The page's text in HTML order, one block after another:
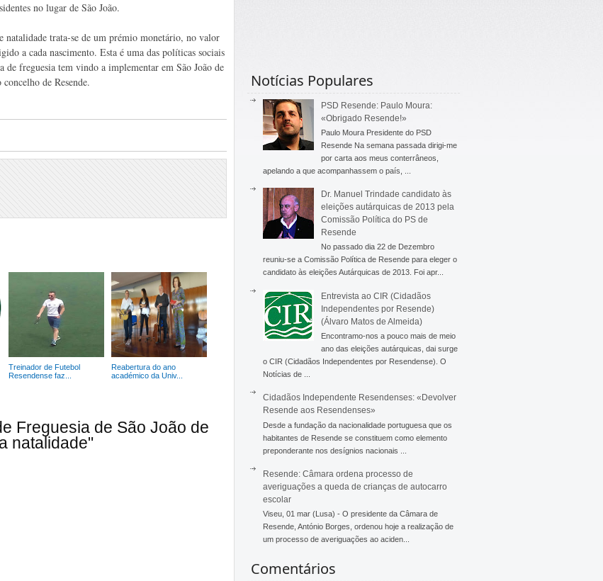
no lugar de São João.
natalidade trata-se de um prémio monetário, no valor
a cada nascimento. Esta é uma das políticas sociais
de freguesia tem vindo a implementar em São João de
de Resende.
Treinador de Futebol
Resendense faz...
Reabertura do ano
académico da Univ...
Freguesia de São João de
natalidade"
Notícias Populares
PSD Resende: Paulo Moura:
«Obrigado Resende!»
Paulo Moura Presidente do PSD
Resende Na semana passada dirigi-me
por carta aos meus conterrâneos,
apelando a que acompanhassem o país, ...
Dr. Manuel Trindade candidato às
eleições autárquicas de 2013 pela
Comissão Política do PS de
Resende
No passado dia 22 de Dezembro
reuniu-se a Comissão Política de Resende para eleger o
candidato às eleições Autárquicas de 2013. Foi apr...
Entrevista ao CIR (Cidadãos
Independentes por Resende)
(Álvaro Matos de Almeida)
Encontramo-nos a pouco mais de meio
ano das eleições autárquicas, dai surge
o CIR (Cidadãos Independentes por Resendense). O
Notícias de ...
Cidadãos Independente Resendenses: «Devolver
Resende aos Resendenses»
Desde a fundação da nacionalidade portuguesa que os
habitantes de Resende se constituem como elemento
preponderante nos desígnios nacionais ...
Resende: Câmara ordena processo de
averiguações a queda de crianças de autocarro
escolar
Viseu, 01 mar (Lusa) - O presidente da Câmara de
Resende, António Borges, ordenou hoje a realização de
um processo de averiguações ao aciden...
Comentários